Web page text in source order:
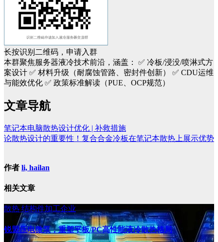
长按识别二维码，申请入群
本群聚焦服务器液冷技术前沿，涵盖：
✅ 冷板/浸没/喷淋式方
案设计 ✅ 材料升级（耐腐蚀管路、密封件创新）
✅ CDU运维
与能效优化 ✅ 政策标准解读（PUE、OCP规范）
文章导航
笔记本电脑散热设计优化 | 补救措施
论散热设计的重要性！复合合金冷板在笔记本散热上展示优势
作者 li, hailan
相关文章
散热 结构件加工企业
锐盟压电微泵，重塑平板/PC高性能液冷散热格局